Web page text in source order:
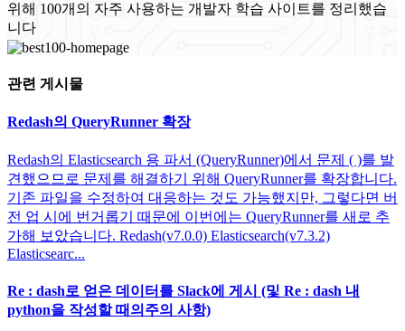
위해 100개의 자주 사용하는 개발자 학습 사이트를 정리했습
니다
관련 게시물
Redash의 QueryRunner 확장
Redash의 Elasticsearch 용 파서 (QueryRunner)에서 문제 ( )를 발
견했으므로 문제를 해결하기 위해 QueryRunner를 확장합니다.
기존 파일을 수정하여 대응하는 것도 가능했지만, 그렇다면 버
전 업 시에 번거롭기 때문에 이번에는 QueryRunner를 새로 추
가해 보았습니다. Redash(v7.0.0) Elasticsearch(v7.3.2)
Elasticsearc...
Re : dash로 얻은 데이터를 Slack에 게시 (및 Re : dash 내
python을 작성할 때의주의 사항)